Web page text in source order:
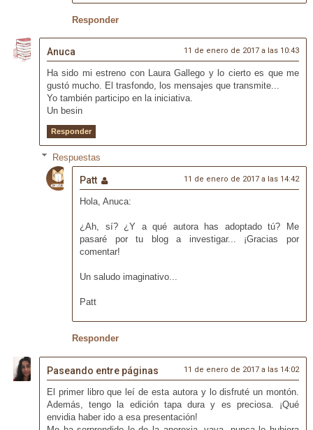
Responder
Anuca 11 de enero de 2017 a las 10:43
Ha sido mi estreno con Laura Gallego y lo cierto es que me
gustó mucho. El trasfondo, los mensajes que transmite...
Yo también participo en la iniciativa.
Un besin
Responder
Respuestas
Patt 11 de enero de 2017 a las 14:42
Hola, Anuca:
¿Ah, sí? ¿Y a qué autora has adoptado tú? Me
pasaré por tu blog a investigar... ¡Gracias por
comentar!
Un saludo imaginativo...
Patt
Responder
Paseando entre páginas 11 de enero de 2017 a las 14:02
El primer libro que leí de esta autora y lo disfruté un montón.
Además, tengo la edición tapa dura y es preciosa. ¡Qué
envidia haber ido a esa presentación!